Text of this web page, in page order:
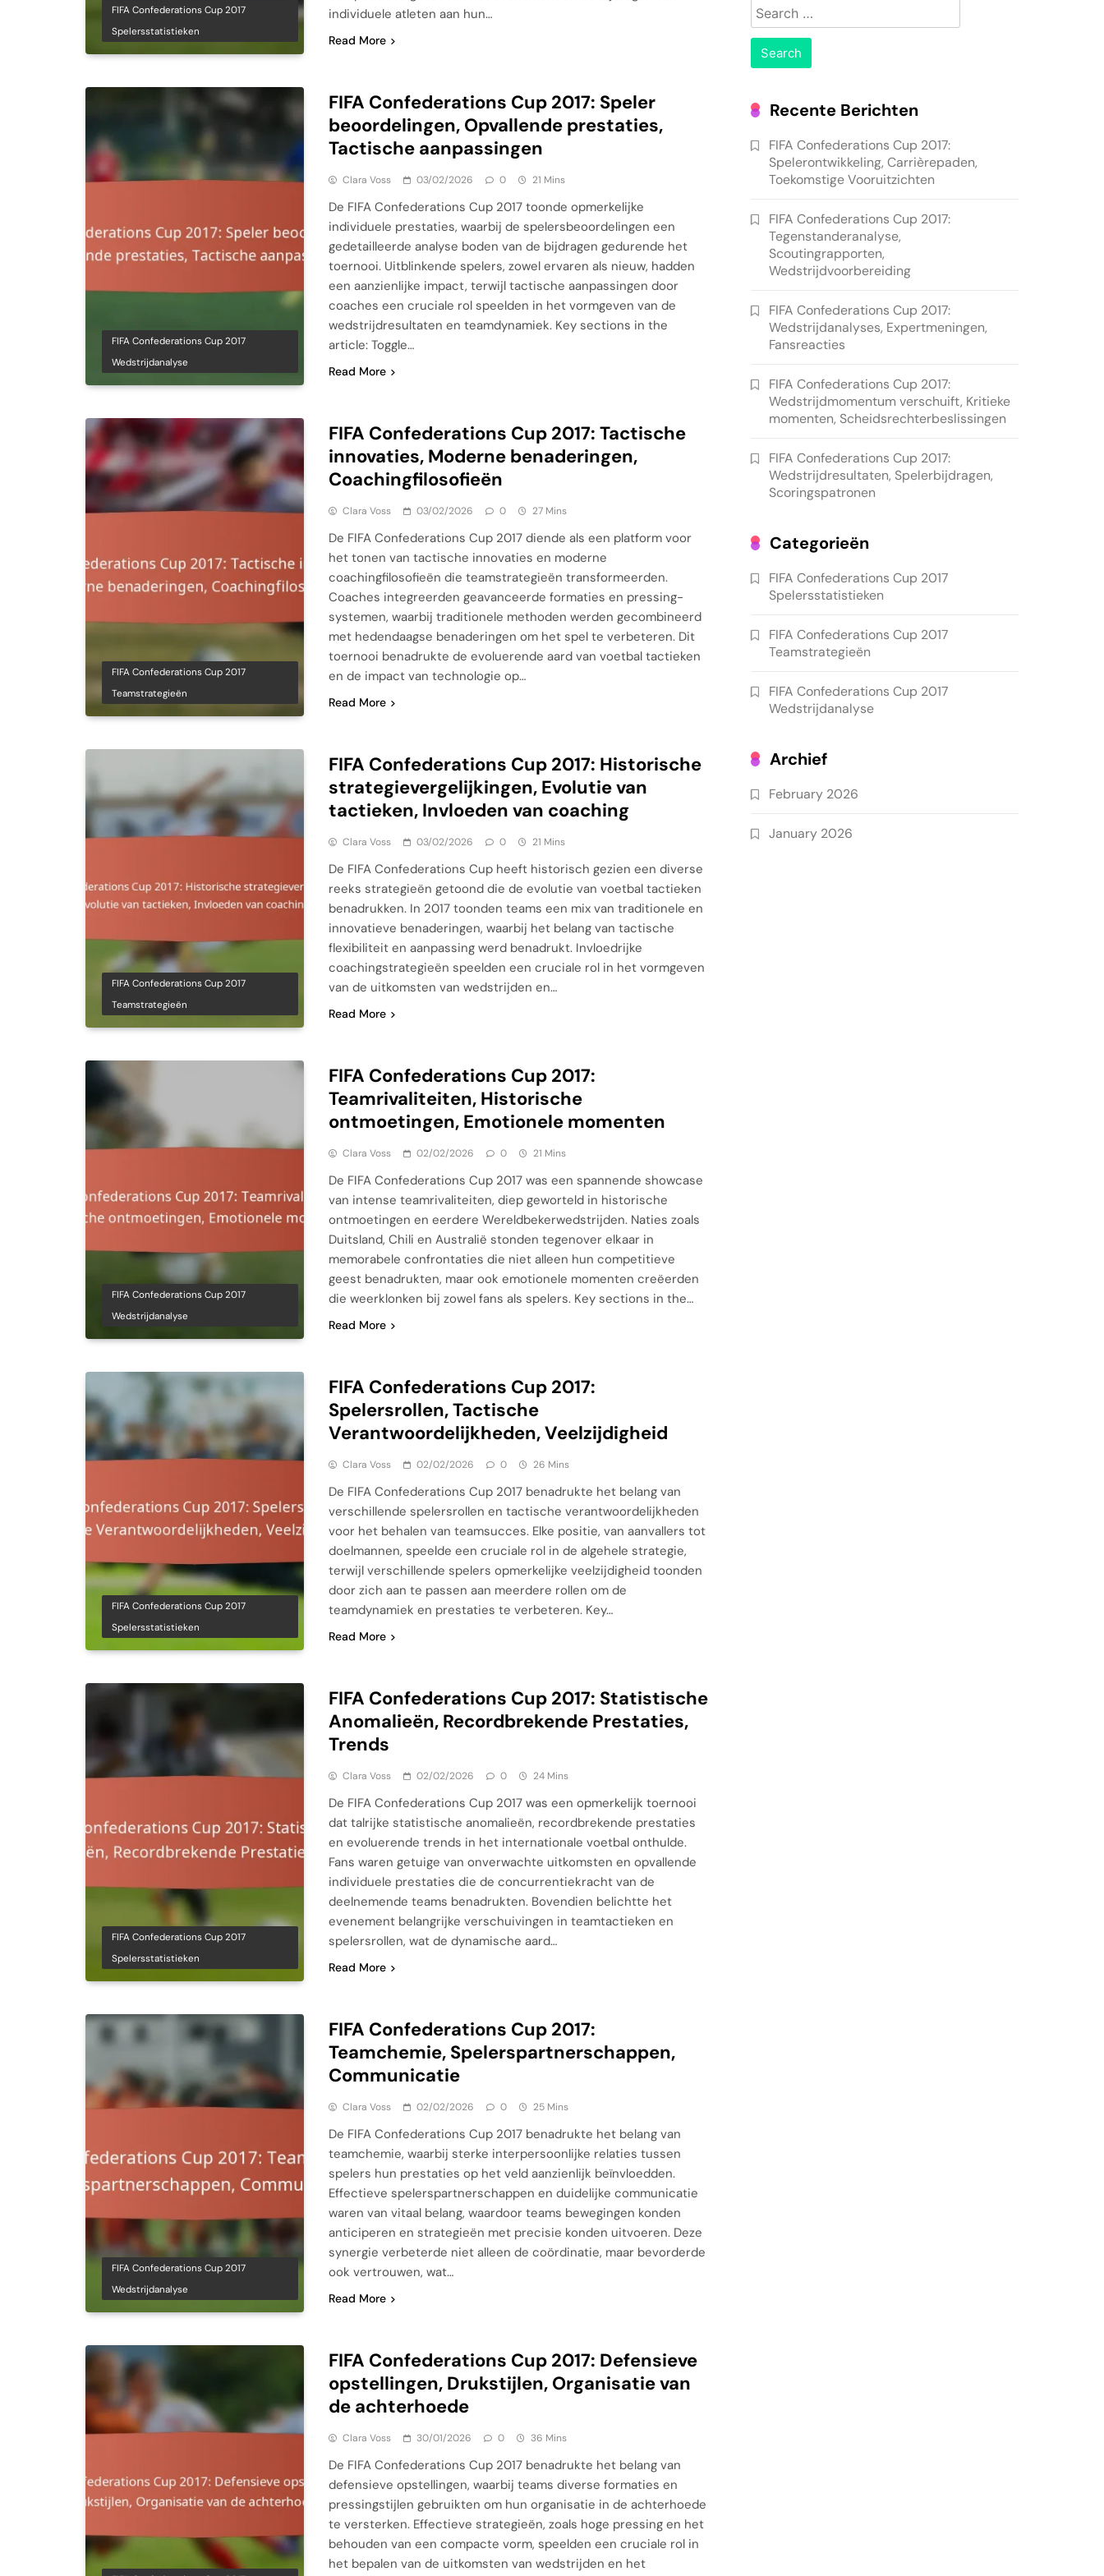
FIFA Confederations Cup 2017
Spelersstatistieken
individuele atleten aan hun…
Read More
FIFA Confederations Cup 2017
Wedstrijdanalyse
FIFA Confederations Cup 2017: Speler
beoordelingen, Opvallende prestaties,
Tactische aanpassingen
Clara Voss 03/02/2026 0 21 Mins
De FIFA Confederations Cup 2017 toonde opmerkelijke
individuele prestaties, waarbij de spelersbeoordelingen een
gedetailleerde analyse boden van de bijdragen gedurende het
toernooi. Uitblinkende spelers, zowel ervaren als nieuw, hadden
een aanzienlijke impact, terwijl tactische aanpassingen door
coaches een cruciale rol speelden in het vormgeven van de
wedstrijdresultaten en teamdynamiek. Key sections in the
article: Toggle…
Read More
FIFA Confederations Cup 2017
Teamstrategieën
FIFA Confederations Cup 2017: Tactische
innovaties, Moderne benaderingen,
Coachingfilosofieën
Clara Voss 03/02/2026 0 27 Mins
De FIFA Confederations Cup 2017 diende als een platform voor
het tonen van tactische innovaties en moderne
coachingfilosofieën die teamstrategieën transformeerden.
Coaches integreerden geavanceerde formaties en pressing-
systemen, waarbij traditionele methoden werden gecombineerd
met hedendaagse benaderingen om het spel te verbeteren. Dit
toernooi benadrukte de evoluerende aard van voetbal tactieken
en de impact van technologie op…
Read More
FIFA Confederations Cup 2017
Teamstrategieën
FIFA Confederations Cup 2017: Historische
strategievergelijkingen, Evolutie van
tactieken, Invloeden van coaching
Clara Voss 03/02/2026 0 21 Mins
De FIFA Confederations Cup heeft historisch gezien een diverse
reeks strategieën getoond die de evolutie van voetbal tactieken
benadrukken. In 2017 toonden teams een mix van traditionele en
innovatieve benaderingen, waarbij het belang van tactische
flexibiliteit en aanpassing werd benadrukt. Invloedrijke
coachingstrategieën speelden een cruciale rol in het vormgeven
van de uitkomsten van wedstrijden en…
Read More
FIFA Confederations Cup 2017
Wedstrijdanalyse
FIFA Confederations Cup 2017:
Teamrivaliteiten, Historische
ontmoetingen, Emotionele momenten
Clara Voss 02/02/2026 0 21 Mins
De FIFA Confederations Cup 2017 was een spannende showcase
van intense teamrivaliteiten, diep geworteld in historische
ontmoetingen en eerdere Wereldbekerwedstrijden. Naties zoals
Duitsland, Chili en Australië stonden tegenover elkaar in
memorabele confrontaties die niet alleen hun competitieve
geest benadrukten, maar ook emotionele momenten creëerden
die weerklonken bij zowel fans als spelers. Key sections in the…
Read More
FIFA Confederations Cup 2017
Spelersstatistieken
FIFA Confederations Cup 2017:
Spelersrollen, Tactische
Verantwoordelijkheden, Veelzijdigheid
Clara Voss 02/02/2026 0 26 Mins
De FIFA Confederations Cup 2017 benadrukte het belang van
verschillende spelersrollen en tactische verantwoordelijkheden
voor het behalen van teamsucces. Elke positie, van aanvallers tot
doelmannen, speelde een cruciale rol in de algehele strategie,
terwijl verschillende spelers opmerkelijke veelzijdigheid toonden
door zich aan te passen aan meerdere rollen om de
teamdynamiek en prestaties te verbeteren. Key…
Read More
FIFA Confederations Cup 2017
Spelersstatistieken
FIFA Confederations Cup 2017: Statistische
Anomalieën, Recordbrekende Prestaties,
Trends
Clara Voss 02/02/2026 0 24 Mins
De FIFA Confederations Cup 2017 was een opmerkelijk toernooi
dat talrijke statistische anomalieën, recordbrekende prestaties
en evoluerende trends in het internationale voetbal onthulde.
Fans waren getuige van onverwachte uitkomsten en opvallende
individuele prestaties die de concurrentiekracht van de
deelnemende teams benadrukten. Bovendien belichtte het
evenement belangrijke verschuivingen in teamtactieken en
spelersrollen, wat de dynamische aard…
Read More
FIFA Confederations Cup 2017
Wedstrijdanalyse
FIFA Confederations Cup 2017:
Teamchemie, Spelerspartnerschappen,
Communicatie
Clara Voss 02/02/2026 0 25 Mins
De FIFA Confederations Cup 2017 benadrukte het belang van
teamchemie, waarbij sterke interpersoonlijke relaties tussen
spelers hun prestaties op het veld aanzienlijk beïnvloedden.
Effectieve spelerspartnerschappen en duidelijke communicatie
waren van vitaal belang, waardoor teams bewegingen konden
anticiperen en strategieën met precisie konden uitvoeren. Deze
synergie verbeterde niet alleen de coördinatie, maar bevorderde
ook vertrouwen, wat…
Read More
FIFA Confederations Cup 2017: Defensieve
opstellingen, Drukstijlen, Organisatie van
de achterhoede
Clara Voss 30/01/2026 0 36 Mins
De FIFA Confederations Cup 2017 benadrukte het belang van
defensieve opstellingen, waarbij teams diverse formaties en
pressingstijlen gebruikten om hun organisatie in de achterhoede
te versterken. Effectieve strategieën, zoals hoge pressing en het
behouden van een compacte vorm, speelden een cruciale rol in
het bepalen van de uitkomsten van wedstrijden en het
Search
for:
Recente Berichten
FIFA Confederations Cup 2017:
Spelerontwikkeling, Carrièrepaden,
Toekomstige Vooruitzichten
FIFA Confederations Cup 2017:
Tegenstanderanalyse,
Scoutingrapporten,
Wedstrijdvoorbereiding
FIFA Confederations Cup 2017:
Wedstrijdanalyses, Expertmeningen,
Fansreacties
FIFA Confederations Cup 2017:
Wedstrijdmomentum verschuift, Kritieke
momenten, Scheidsrechterbeslissingen
FIFA Confederations Cup 2017:
Wedstrijdresultaten, Spelerbijdragen,
Scoringspatronen
Categorieën
FIFA Confederations Cup 2017
Spelersstatistieken
FIFA Confederations Cup 2017
Teamstrategieën
FIFA Confederations Cup 2017
Wedstrijdanalyse
Archief
February 2026
January 2026